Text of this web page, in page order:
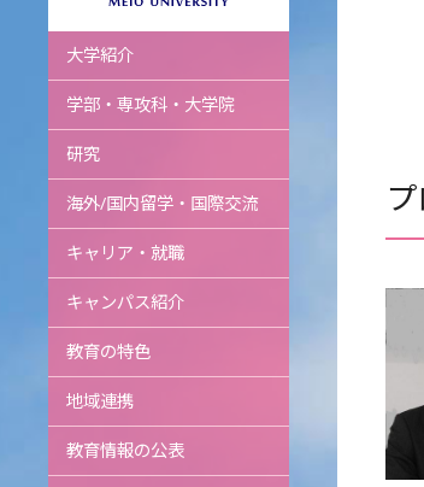
大学紹介
学部・専攻科・大学院
研究
海外/国内留学・国際交流
キャリア・就職
キャンパス紹介
教育の特色
地域連携
教育情報の公表